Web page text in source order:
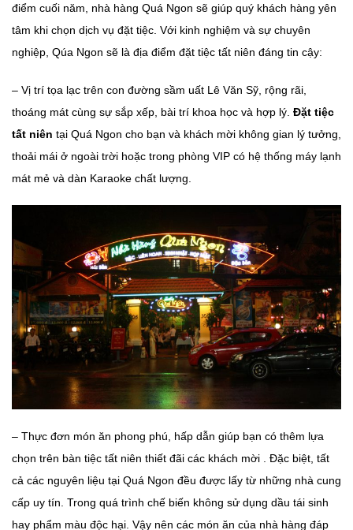
điểm cuối năm, nhà hàng Quá Ngon sẽ giúp quý khách hàng yên
tâm khi chọn dịch vụ đặt tiệc. Với kinh nghiệm và sự chuyên
nghiệp, Qúa Ngon sẽ là địa điểm đặt tiệc tất niên đáng tin cậy:
– Vị trí tọa lạc trên con đường sầm uất Lê Văn Sỹ, rộng rãi,
thoáng mát cùng sự sắp xếp, bài trí khoa học và hợp lý. Đặt tiệc
tất niên tại Quá Ngon cho bạn và khách mời không gian lý tưởng,
thoải mái ở ngoài trời hoặc trong phòng VIP có hệ thống máy lạnh
mát mẻ và dàn Karaoke chất lượng.
– Thực đơn món ăn phong phú, hấp dẫn giúp bạn có thêm lựa
chọn trên bàn tiệc tất niên thiết đãi các khách mời . Đặc biệt, tất
cả các nguyên liệu tại Quá Ngon đều được lấy từ những nhà cung
cấp uy tín. Trong quá trình chế biến không sử dụng dầu tái sinh
hay phẩm màu độc hại. Vậy nên các món ăn của nhà hàng đáp